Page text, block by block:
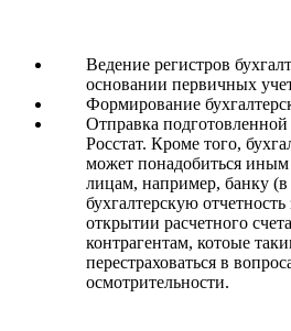
Ведение регистров
основании первичных
Формирование
Отправка
Росстат. Кроме того,
может понадобиться иным
лицам, например, банку (в
бухгалтерскую
открытии расчетного
контрагентам, котоые
перестраховаться в
осмотрительности.